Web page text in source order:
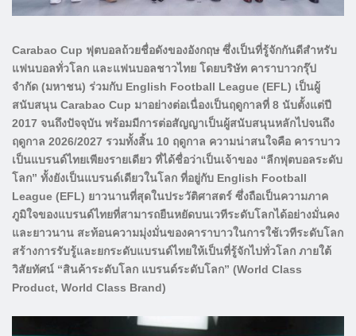
Carabao Cup ฟุตบอลถ้วยชื่อดังของอังกฤษ ซึ่งเป็นที่รู้จักกันดีสำหรับ
แฟนบอลทั่วโลก และแฟนบอลชาวไทย โดยบริษัท คาราบาวกรุ๊ป
จำกัด (มหาชน) ร่วมกับ English Football League (EFL) เป็นผู้
สนับสนุน Carabao Cup มาอย่างต่อเนื่องเป็นฤดูกาลที่ 8 นับตั้งแต่ปี
2017 จนถึงปัจจุบัน พร้อมมีการต่อสัญญาเป็นผู้สนับสนุนหลักไปจนถึง
ฤดูกาล 2026/2027 รวมทั้งสิ้น 10 ฤดูกาล ความน่าสนใจคือ คาราบาว
เป็นแบรนด์ไทยเพียงรายเดียว ที่ได้ชื่อว่าเป็นเจ้าของ “ลีกฟุตบอลระดับ
โลก” ทั้งยังเป็นแบรนด์เดียวในโลก ที่อยู่กับ English Football
League (EFL) ยาวนานที่สุดในประวัติศาสตร์ ซึ่งถือเป็นความภาค
ภูมิใจของแบรนด์ไทยที่สามารถยืนหยัดบนเวทีระดับโลกได้อย่างมั่นคง
และยาวนาน สะท้อนความมุ่งมั่นของคาราบาวในการใช้เวทีระดับโลก
สร้างการรับรู้และยกระดับแบรนด์ไทยให้เป็นที่รู้จักไปทั่วโลก ภายใต้
วิสัยทัศน์ “สินค้าระดับโลก แบรนด์ระดับโลก” (World Class
Product, World Class Brand)